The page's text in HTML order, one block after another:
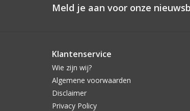
Meld je aan voor onze
Klantenservice
Wie zijn wij?
Algemene voorwaarden
Disclaimer
Privacy Policy